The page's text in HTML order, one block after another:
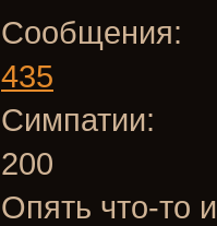
Сообщения:
435
Симпатии:
200
Опять что-то